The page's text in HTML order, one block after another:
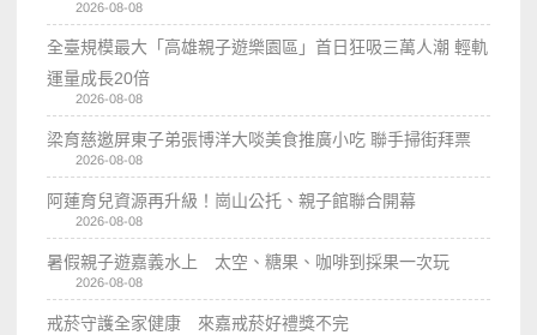
2026-08-08
全臺規模最大「高雄親子遊樂園區」首日狂吸三萬人潮 輕軌
運量成長20倍
2026-08-08
梁育慈邀屏東子弟張博洋大啖美食推廣小吃 聯手掃街拜票
2026-08-08
阿蓮育兒資源再升級！崗山公托、親子館聯合開幕
2026-08-08
暑假親子遊嘉義水上 太空、糖果、咖啡到採果一次玩
2026-08-08
戒菸守護全家健康 來嘉戒菸好禮獎不完